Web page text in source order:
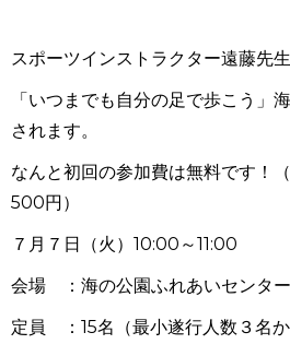
スポーツインストラクター遠藤先
「いつまでも自分の足で歩こう」
されます。
なんと初回の参加費は無料です！
500円）
７月７日（火）10:00～11:00
会場 ：海の公園ふれあいセンタ
定員 ：15名（最小遂行人数３名か